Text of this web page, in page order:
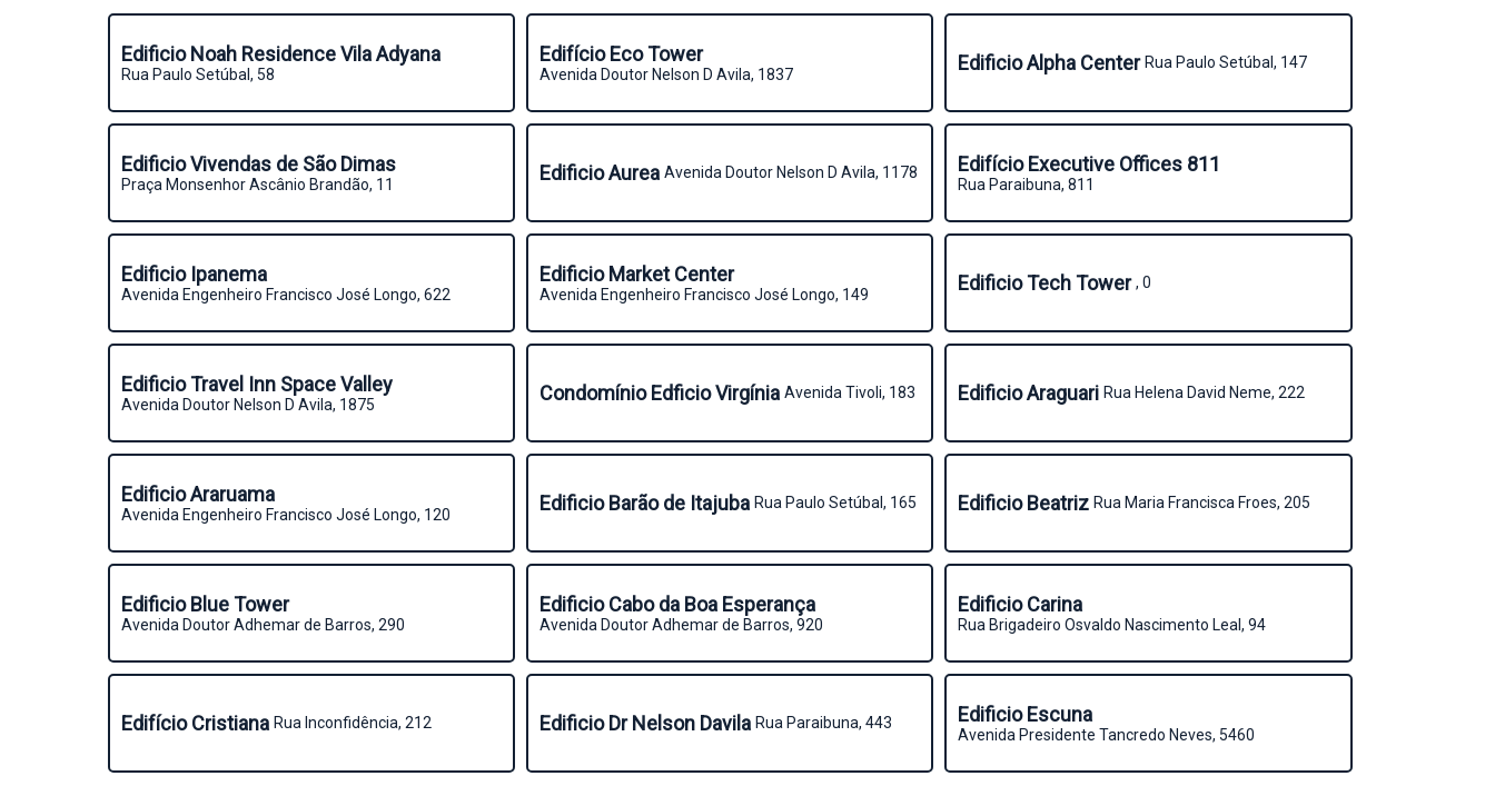
Edificio Noah Residence Vila Adyana
Rua Paulo Setúbal, 58
Edifício Eco Tower
Avenida Doutor Nelson D Avila, 1837 Edificio Alpha CenterRua Paulo Setúbal, 147
Edificio Vivendas de São Dimas
Praça Monsenhor Ascânio Brandão, 11 Edificio AureaAvenida Doutor Nelson D Avila, 1178 Edifício Executive Offices 811
Rua Paraibuna, 811
Edificio Ipanema
Avenida Engenheiro Francisco José Longo, 622
Edificio Market Center
Avenida Engenheiro Francisco José Longo, 149 Edificio Tech Tower, 0
Edificio Travel Inn Space Valley
Avenida Doutor Nelson D Avila, 1875 Condomínio Edficio VirgíniaAvenida Tivoli, 183 Edificio AraguariRua Helena David Neme, 222
Edificio Araruama
Avenida Engenheiro Francisco José Longo, 120 Edificio Barão de ItajubaRua Paulo Setúbal, 165 Edificio BeatrizRua Maria Francisca Froes, 205
Edificio Blue Tower
Avenida Doutor Adhemar de Barros, 290
Edificio Cabo da Boa Esperança
Avenida Doutor Adhemar de Barros, 920
Edificio Carina
Rua Brigadeiro Osvaldo Nascimento Leal, 94
Edifício Cristiana Rua Inconfidência, 212 Edificio Dr Nelson DavilaRua Paraibuna, 443 Edificio Escuna
Avenida Presidente Tancredo Neves, 5460